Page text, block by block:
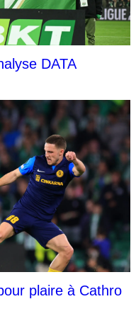
DATA
plaire à Cathro